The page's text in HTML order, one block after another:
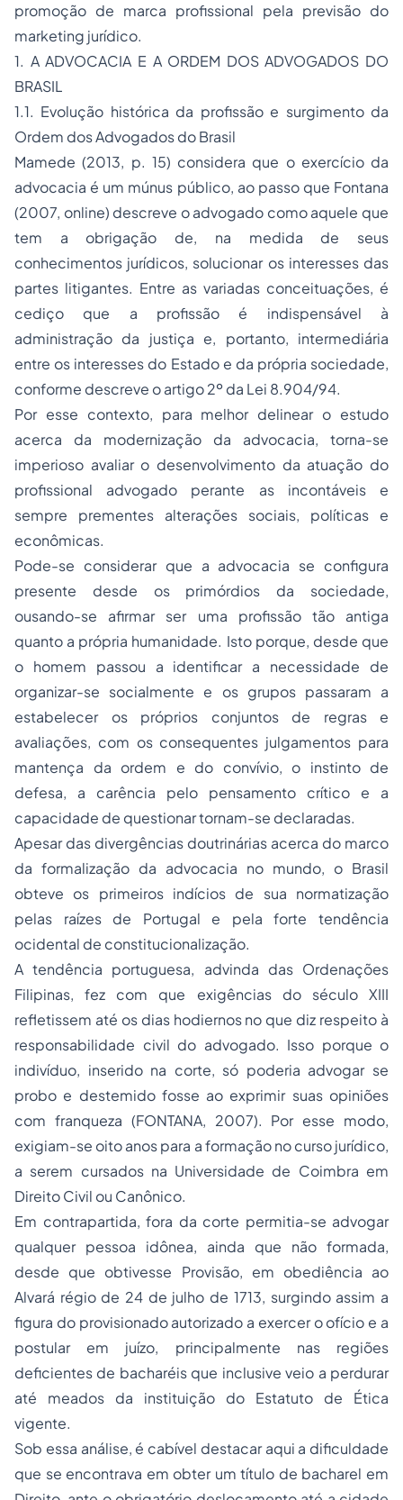
promoção de marca profissional pela previsão do
marketing jurídico.
1. A ADVOCACIA E A ORDEM DOS ADVOGADOS DO
BRASIL
1.1. Evolução histórica da profissão e surgimento da
Ordem dos Advogados do Brasil
Mamede (2013, p. 15) considera que o exercício da
advocacia é um múnus público, ao passo que Fontana
(2007, online) descreve o advogado como aquele que
tem a obrigação de, na medida de seus
conhecimentos jurídicos, solucionar os interesses das
partes litigantes. Entre as variadas conceituações, é
cediço que a profissão é indispensável à
administração da justiça e, portanto, intermediária
entre os interesses do Estado e da própria sociedade,
conforme descreve o artigo 2º da Lei 8.904/94.
Por esse contexto, para melhor delinear o estudo
acerca da modernização da advocacia, torna-se
imperioso avaliar o desenvolvimento da atuação do
profissional advogado perante as incontáveis e
sempre prementes alterações sociais, políticas e
econômicas.
Pode-se considerar que a advocacia se configura
presente desde os primórdios da sociedade,
ousando-se afirmar ser uma profissão tão antiga
quanto a própria humanidade. Isto porque, desde que
o homem passou a identificar a necessidade de
organizar-se socialmente e os grupos passaram a
estabelecer os próprios conjuntos de regras e
avaliações, com os consequentes julgamentos para
mantença da ordem e do convívio, o instinto de
defesa, a carência pelo pensamento crítico e a
capacidade de questionar tornam-se declaradas.
Apesar das divergências doutrinárias acerca do marco
da formalização da advocacia no mundo, o Brasil
obteve os primeiros indícios de sua normatização
pelas raízes de Portugal e pela forte tendência
ocidental de constitucionalização.
A tendência portuguesa, advinda das Ordenações
Filipinas, fez com que exigências do século XIII
refletissem até os dias hodiernos no que diz respeito à
responsabilidade civil do advogado. Isso porque o
indivíduo, inserido na corte, só poderia advogar se
probo e destemido fosse ao exprimir suas opiniões
com franqueza (FONTANA, 2007). Por esse modo,
exigiam-se oito anos para a formação no curso jurídico,
a serem cursados na Universidade de Coimbra em
Direito Civil ou Canônico.
Em contrapartida, fora da corte permitia-se advogar
qualquer pessoa idônea, ainda que não formada,
desde que obtivesse Provisão, em obediência ao
Alvará régio de 24 de julho de 1713, surgindo assim a
figura do provisionado autorizado a exercer o ofício e a
postular em juízo, principalmente nas regiões
deficientes de bacharéis que inclusive veio a perdurar
até meados da instituição do Estatuto de Ética
vigente.
Sob essa análise, é cabível destacar aqui a dificuldade
que se encontrava em obter um título de bacharel em